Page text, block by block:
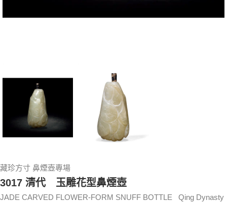
藏珍方寸 鼻煙壺專場
3017 清代 玉雕花型鼻煙壺
JADE CARVED FLOWER-FORM SNUFF BOTTLE Qing Dynasty